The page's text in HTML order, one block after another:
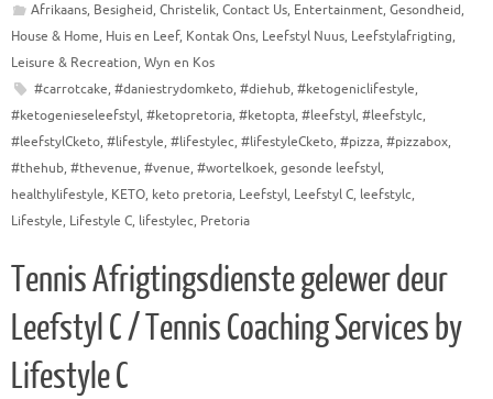
Afrikaans, Besigheid, Christelik, Contact Us, Entertainment, Gesondheid,
House & Home, Huis en Leef, Kontak Ons, Leefstyl Nuus, Leefstylafrigting,
Leisure & Recreation, Wyn en Kos
#carrotcake, #daniestrydomketo, #diehub, #ketogeniclifestyle,
#ketogenieseleefstyl, #ketopretoria, #ketopta, #leefstyl, #leefstylc,
#leefstylCketo, #lifestyle, #lifestylec, #lifestyleCketo, #pizza, #pizzabox,
#thehub, #thevenue, #venue, #wortelkoek, gesonde leefstyl,
healthylifestyle, KETO, keto pretoria, Leefstyl, Leefstyl C, leefstylc,
Lifestyle, Lifestyle C, lifestylec, Pretoria
Tennis Afrigtingsdienste gelewer deur
Leefstyl C / Tennis Coaching Services by
Lifestyle C